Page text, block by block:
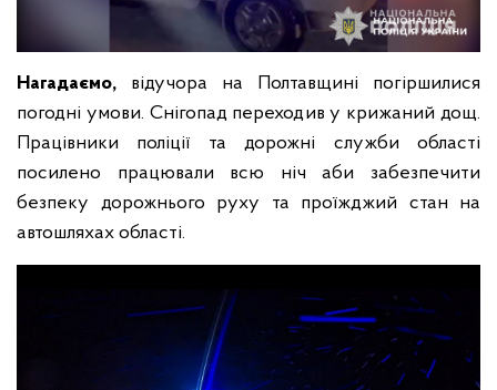
Нагадаємо, відучора на Полтавщині погіршилися
погодні умови. Снігопад переходив у крижаний дощ.
Працівники поліції та дорожні служби області
посилено працювали всю ніч аби забезпечити
безпеку дорожнього руху та проїжджий стан на
автошляхах області.